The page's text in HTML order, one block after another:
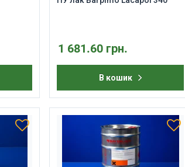
1 681.60 грн.
В кошик